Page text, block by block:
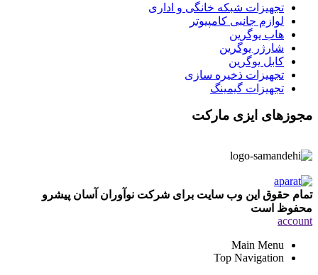
تجهیزات شبکه خانگی و اداری
لوازم جانبی کامپیوتر
هاب یوگرین
شارژر یوگرین
کابل یوگرین
تجهیزات ذخیره سازی
تجهیزات گیمینگ
مجوزهای ایزی مارکت
تمام حقوق این وب سایت برای شرکت نوآوران آسان پیشرو
محفوظ است
account
Main Menu
Top Navigation